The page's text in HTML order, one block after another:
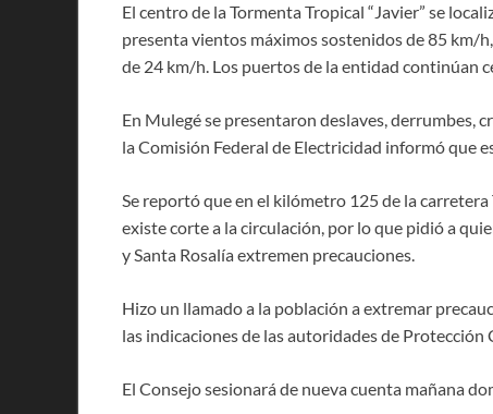
El centro de la Tormenta Tropical “Javier” se
presenta vientos máximos sostenidos de 85 km/
de 24 km/h. Los puertos de la entidad continúan
En Mulegé se presentaron deslaves, derrumbes,
la Comisión Federal de Electricidad informó que
Se reportó que en el kilómetro 125 de la
existe corte a la circulación, por lo que pidió a
y Santa Rosalía extremen precauciones.
Hizo un llamado a la población a extremar
las indicaciones de las autoridades de Protección
El Consejo sesionará de nueva cuenta mañana